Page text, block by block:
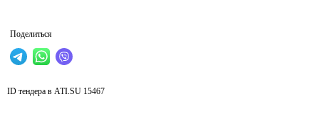
Поделиться
ID тендера в ATI.SU 15467